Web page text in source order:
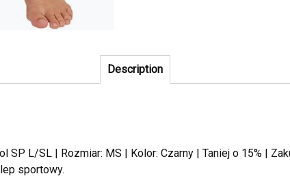
Description
L/SL | Rozmiar: MS | Kolor: Czarny | Taniej o 15% |
sportowy.